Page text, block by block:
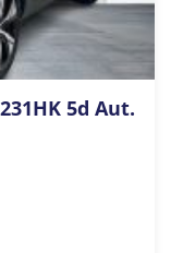
5d Aut.